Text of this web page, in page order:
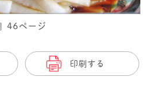
』46ページ
印刷する